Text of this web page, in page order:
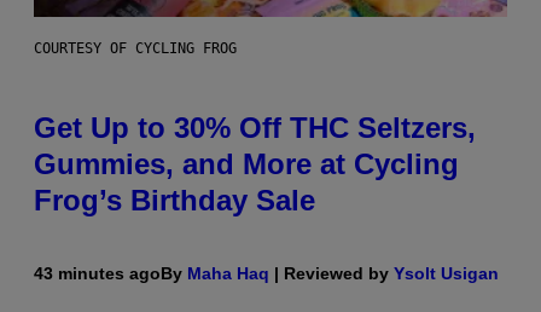
COURTESY OF CYCLING FROG
Get Up to 30% Off THC Seltzers,
Gummies, and More at Cycling
Frog’s Birthday Sale
43 minutes agoBy Maha Haq | Reviewed by Ysolt Usigan